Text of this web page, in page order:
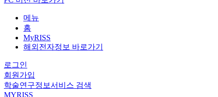
메뉴
홈
MyRISS
해외전자정보 바로가기
로그인
회원가입
학술연구정보서비스 검색
MYRISS